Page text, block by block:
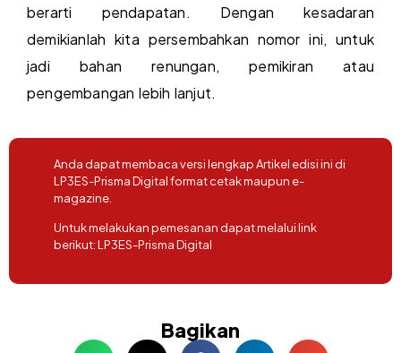
berarti pendapatan. Dengan kesadaran
demikianlah kita persembahkan nomor ini, untuk
jadi bahan renungan, pemikiran atau
pengembangan lebih lanjut.
Anda dapat membaca versi lengkap Artikel edisi ini di
LP3ES-Prisma Digital format cetak maupun e-
magazine.
Untuk melakukan pemesanan dapat melalui link
berikut:LP3ES-Prisma Digital
Bagikan